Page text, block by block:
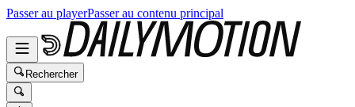
Passer au playerPasser au contenu principal
Rechercher